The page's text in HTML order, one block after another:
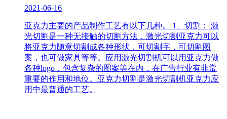
2021-06-16
亚克力主要的产品制作工艺有以下几种。 1、切割： 激
光切割是一种无接触的切割方法，激光切割亚克力可以
将亚克力随意切割成各种形状，可切割字，可切割图
案，也可做家具等等。应用激光切割机可以用亚克力做
各种logo，包含复杂的图案等在内，在广告行业有非常
重要的作用和地位。亚克力切割是激光切割机亚克力应
用中最普通的工艺。